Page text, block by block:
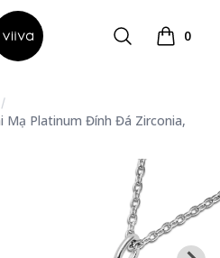
Hello Viiva
Search 0
Xem giỏ
Mạ Platinum Đính Đá Zirconia,